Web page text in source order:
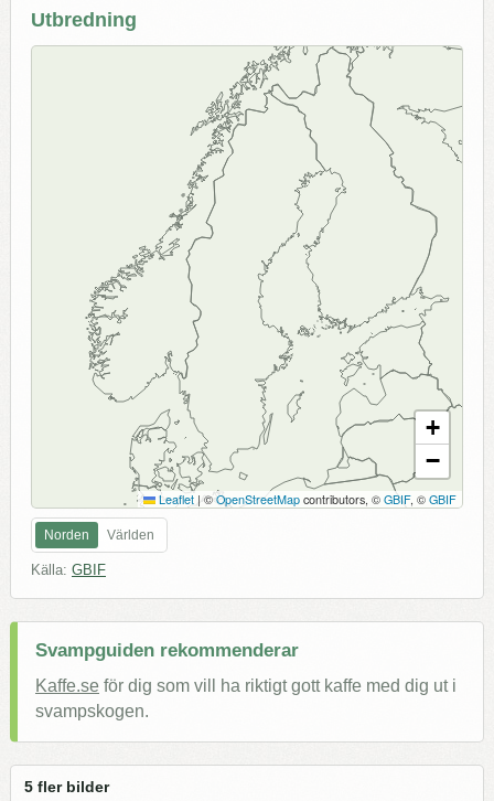
Utbredning
+
−
Leaflet |©OpenStreetMap contributors, © GBIF, © GBIF
Norden Världen
Källa: GBIF
Svampguiden rekommenderar
Kaffe.se för dig som vill ha riktigt gott kaffe med dig ut i
svampskogen.
5 fler bilder